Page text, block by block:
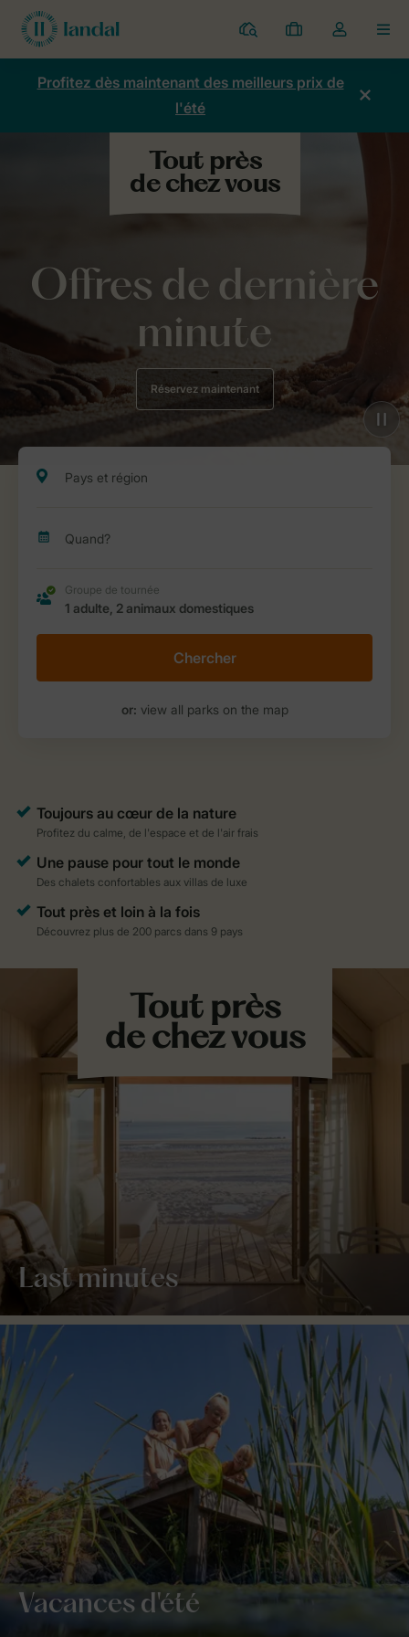
Parcs
Mes
réservations
Toggle
the
my
account
Profitez dès maintenant des meilleurs prix de
l'été
Offres de dernière
minute
Réservez maintenant
Chercher
or: view all parks on the map
Last minutes
Vacances d'été